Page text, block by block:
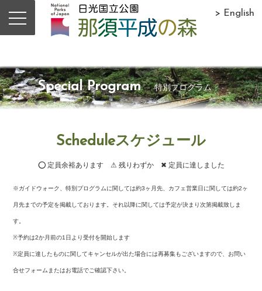
> English
Special Program 特別プログラム
Scheduleスケジュール
⭕ 定員余裕あります ⚠ 残りわずか ✖ 定員に達しました
※ガイドウォーク、特別プログラムに関しては約3ヶ月先、カフェ営業日に関しては約2ヶ
月先までの予定を掲載しております。それ以降に関しては予定が決まり次第掲載致しま
す。
※予約は2か月前の1日より受付を開始します
※定員に達したものに関してキャンセルが出た場合には再募集もございますので、お問い
合せフォームまたはお電話でご確認下さい。